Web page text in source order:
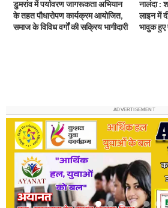
डुमरांव में पर्यावरण जागरूकता अभियान
के तहत पौधारोपण कार्यक्रम आयोजित,
समाज के विविध वर्गों की सक्रिय भागीदारी
नालंदा :
लाइन में
भावुक हुए
ADVERTISEMENT